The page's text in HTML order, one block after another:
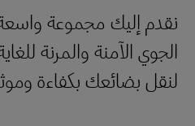
نقدم إليك مجموعة
الجوي الآمنة والمرنة
لنقل بضائعك بكفاءة